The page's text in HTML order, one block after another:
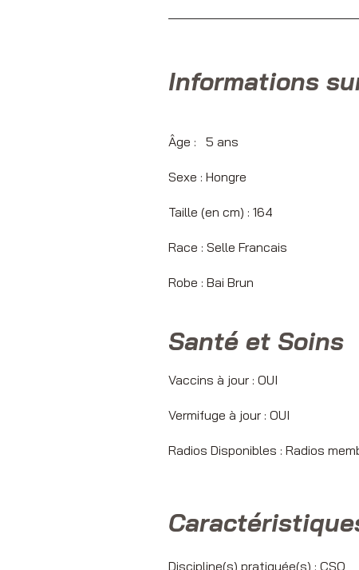
Informations
Âge : 5
Sexe :
Taille (en cm) : 164
Race : Selle Francais
Robe : Bai Brun
Santé et Soins
Vaccins à jour : OUI
Vermifuge à jour : OUI
Radios Disponibles : Radios
Discipline(s) pratiquée(s) : CSO